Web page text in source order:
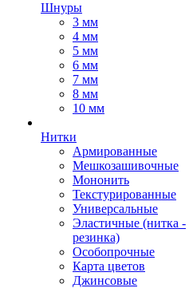
Шнуры
3 мм
4 мм
5 мм
6 мм
7 мм
8 мм
10 мм
Нитки
Армированные
Мешкозашивочные
Мононить
Текстурированные
Универсальные
Эластичные (нитка -
резинка)
Особопрочные
Карта цветов
Джинсовые